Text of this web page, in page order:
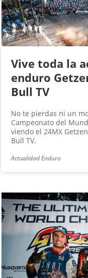
Vive toda la
enduro
Bull TV
No te pierdas ni un
Campeonato del
viendo el 24MX
Bull TV.
Actualidad Enduro